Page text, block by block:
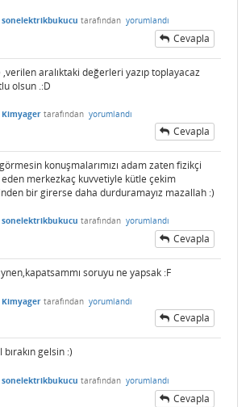
sonelektrikbukucu tarafından yorumlandı
Cevapla
aralıktaki değerleri yazıp toplayacaz
olsun .:D
Kimyager tarafından yorumlandı
Cevapla
konuşmalarımızı adam zaten fizikçi
merkezkaç kuvvetiyle kütle çekim
bir girerse daha durduramayız mazallah :)
sonelektrikbukucu tarafından yorumlandı
Cevapla
soruyu ne yapsak :F
Kimyager tarafından yorumlandı
Cevapla
gelsin :)
sonelektrikbukucu tarafından yorumlandı
Cevapla